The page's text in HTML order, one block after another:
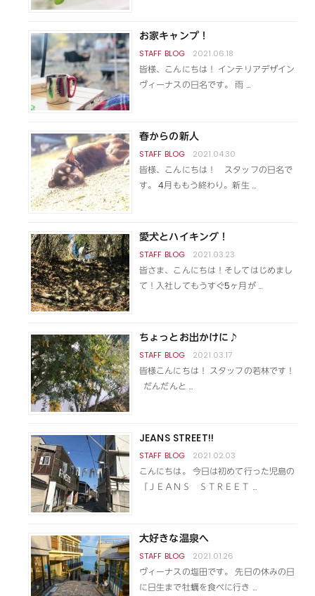
お家キャンプ！
2021.06.18
皆様、こんにちは！ インテリアデザイン
ヴィーナスの日名です。 雨 …
春からの新人
2021.04.30
皆様、こんにちは！ スタッフの日名で
す。 4月ももう終わり。新生 …
愛犬とハイキング！
2021.03.23
皆さま、こんにちは！そしてはじめまし
て！入社してもうすぐ5ヶ月が …
ちょっとお出かけに♪
2021.03.17
皆様こんにちは！ スタッフの若林です！
だんだんと …
JEANS STREET!!
2021.02.03
こんにちは。 今日は初めて行った児島の
『ＪＥＡＮＳ ＳＴＲＥＥＴ …
大好きな温泉へ
2021.01.26
ヴィーナスの塩田です。 先日の休みの日
に日生まで牡蠣を食べに行き …